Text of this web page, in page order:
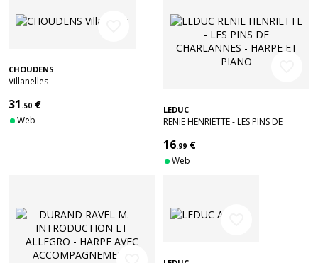
CHOUDENS
Villanelles
31 .50 €
Web
LEDUC
RENIE HENRIETTE - LES PINS DE
16.99 €
Web